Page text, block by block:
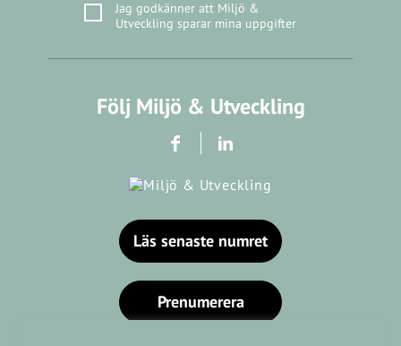
Jag godkänner att Miljö &
Utveckling sparar mina uppgifter
Följ Miljö & Utveckling
Läs senaste numret
Prenumerera